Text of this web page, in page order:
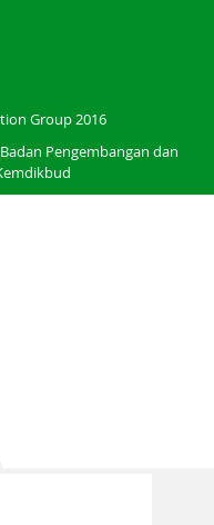
Group 2016
Pengembangan dan